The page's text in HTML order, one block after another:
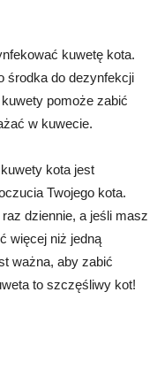
kuwetę kota.
środka do dezynfekcji
pomoże zabić
w kuwecie.
kota jest
Twojego kota.
dziennie, a jeśli masz
więcej niż jedną
ważna, aby zabić
to szczęśliwy kot!